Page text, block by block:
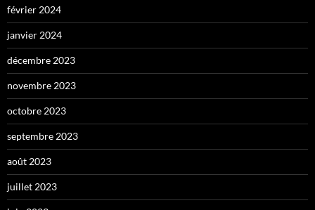
février 2024
janvier 2024
décembre 2023
novembre 2023
octobre 2023
septembre 2023
août 2023
juillet 2023